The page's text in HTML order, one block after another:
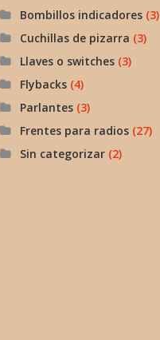
Bombillos indicadores (3)
Cuchillas de pizarra (3)
Llaves o switches (3)
Flybacks (4)
Parlantes (3)
Frentes para radios (27)
Sin categorizar (2)